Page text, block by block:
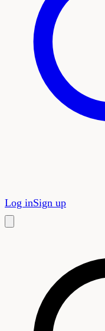
Log inSign up